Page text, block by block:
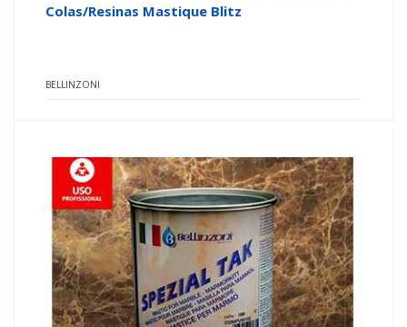
Colas/Resinas Mastique Blitz
BELLINZONI